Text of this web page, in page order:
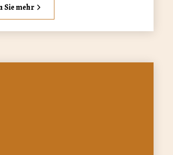
Sie mehr